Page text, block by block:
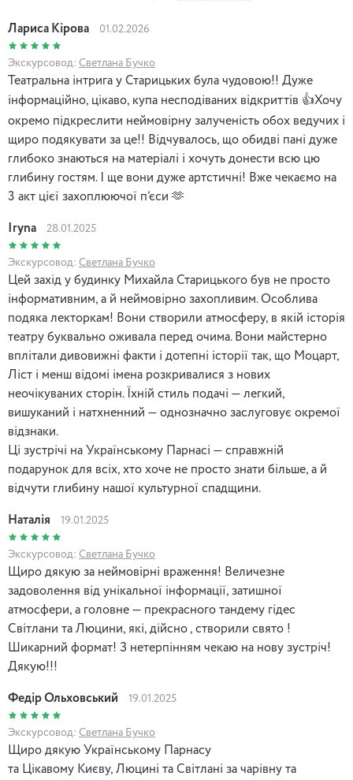
Лариса Кірова 01.02.2026
Экскурсовод: Светлана Бучко
Театральна інтрига у Старицьких була чудовою!! Дуже
інформаційно, цікаво, купа несподіваних відкриттів 👍Хочу
окремо підкреслити неймовірну залученість обох ведучих і
щиро подякувати за це!! Відчувалось, що обидві пані дуже
глибоко знаються на матеріалі і хочуть донести всю цю
глибину гостям. І ще вони дуже артстичні! Вже чекаємо на
3 акт цієї захоплюючої п’єси 🫶
Iryna 28.01.2025
Экскурсовод: Светлана Бучко
Цей захід у будинку Михайла Старицького був не просто
інформативним, а й неймовірно захопливим. Особлива
подяка лекторкам! Вони створили атмосферу, в якій історія
театру буквально оживала перед очима. Вони майстерно
вплітали дивовижні факти і дотепні історії так, що Моцарт,
Ліст і менш відомі імена розкривалися з нових
неочікуваних сторін. Їхній стиль подачі — легкий,
вишуканий і натхненний — однозначно заслуговує окремої
відзнаки.
Ці зустрічі на Українському Парнасі — справжній
подарунок для всіх, хто хоче не просто знати більше, а й
відчути глибину нашої культурної спадщини.
Наталія 19.01.2025
Экскурсовод: Светлана Бучко
Щиро дякую за неймовірні враження! Величезне
задоволення від унікальної інформації, затишної
атмосфери, а головне — прекрасного тандему гідес
Світлани та Люцини, які, дійсно , створили свято !
Шикарний формат! З нетерпінням чекаю на нову зустріч!
Дякую!!!
Федір Ольховський 19.01.2025
Экскурсовод: Светлана Бучко
Щиро дякую Українському Парнасу
та Цікавому Києву, Люцині та Світлані за чарівну та